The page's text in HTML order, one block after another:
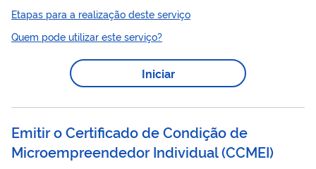
seu negócio. A baixa do CNPJ MEI gera a baixa das inscrições
nas administrações tributárias estadual e municipal e o
cancelamento das licenças e dos alvarás concedidos e demais
Etapas para a realização deste serviço
Quem pode utilizar este serviço?
Iniciar
Emitir o Certificado de Condição de
Microempreendedor Individual(CCMEI)